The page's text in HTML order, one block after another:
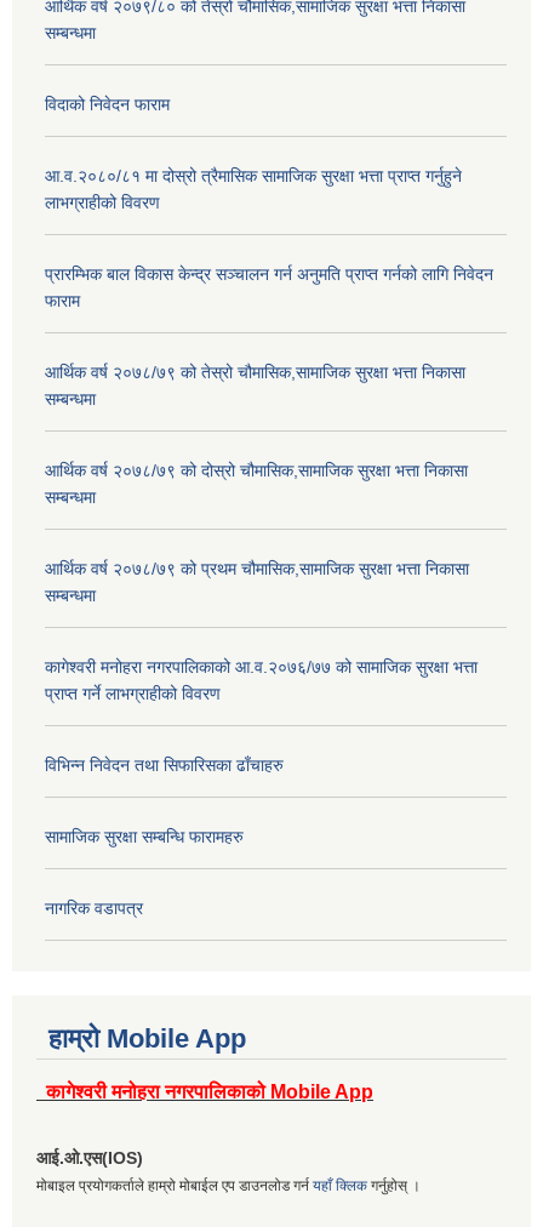
आर्थिक वर्ष २०७९/८० को तेस्रो चौमासिक,सामाजिक सुरक्षा भत्ता निकासा
सम्बन्धमा
विदाको निवेदन फाराम
आ.व.२०८०/८१ मा दोस्रो त्रैमासिक सामाजिक सुरक्षा भत्ता प्राप्त गर्नुहुने
लाभग्राहीको विवरण
प्रारम्भिक बाल विकास केन्द्र सञ्चालन गर्न अनुमति प्राप्त गर्नको लागि निवेदन
फाराम
आर्थिक वर्ष २०७८/७९ को तेस्रो चौमासिक,सामाजिक सुरक्षा भत्ता निकासा
सम्बन्धमा
आर्थिक वर्ष २०७८/७९ को दोस्रो चौमासिक,सामाजिक सुरक्षा भत्ता निकासा
सम्बन्धमा
आर्थिक वर्ष २०७८/७९ को प्रथम चौमासिक,सामाजिक सुरक्षा भत्ता निकासा
सम्बन्धमा
कागेश्वरी मनोहरा नगरपालिकाको आ.व.२०७६/७७ को सामाजिक सुरक्षा भत्ता
प्राप्त गर्ने लाभग्राहीको विवरण
विभिन्न निवेदन तथा सिफारिसका ढाँचाहरु
सामाजिक सुरक्षा सम्बन्धि फारामहरु
नागरिक वडापत्र
हाम्रो Mobile App
कागेश्वरी मनोहरा नगरपालिकाको Mobile App
आई.ओ.एस(IOS)
मोबाइल प्रयोगकर्ताले हाम्रो मोबाईल एप डाउनलोड गर्न यहाँ क्लिक गर्नुहोस् ।